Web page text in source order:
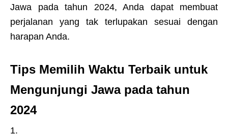
Jawa pada tahun 2024, Anda dapat membuat
perjalanan yang tak terlupakan sesuai dengan
harapan Anda.
Tips Memilih Waktu Terbaik untuk
Mengunjungi Jawa pada tahun
2024